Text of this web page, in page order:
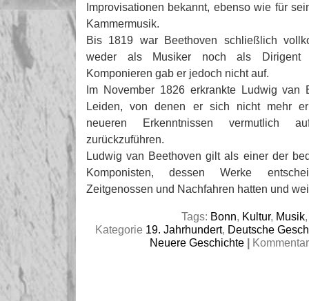
Improvisationen bekannt, ebenso wie für
Kammermusik.
Bis 1819 war Beethoven schließlich
weder als Musiker noch als Dirigent
Komponieren gab er jedoch nicht auf.
Im November 1826 erkrankte Ludwig van
Leiden, von denen er sich nicht mehr
neueren Erkenntnissen vermutlich
zurückzuführen.
Ludwig van Beethoven gilt als einer der
Komponisten, dessen Werke
Zeitgenossen und Nachfahren hatten und
Tags: Bonn Kultur, Musik
Kategorie 19. Jahrhundert, Deutsche
Neuere Geschichte |